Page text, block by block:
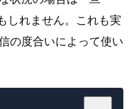
しれません。これも実
の度合いによって使い